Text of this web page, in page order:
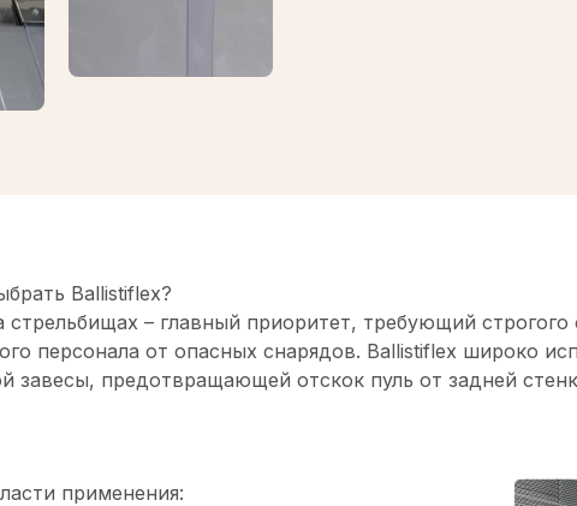
Ballistiflex?
стрельбищах – главный приоритет, требующий
персонала от опасных снарядов. Ballistiflex широко
завесы, предотвращающей отскок пуль от задней
применения: